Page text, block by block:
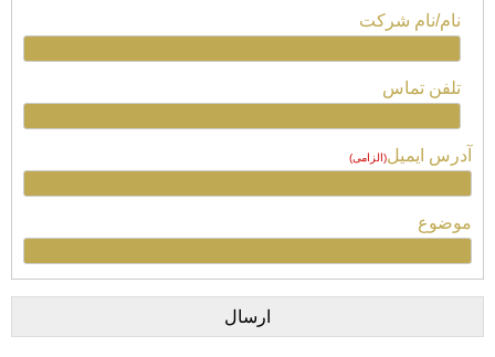
نام/نام شرکت
تلفن تماس
آدرس ایمیل(الزامی)
موضوع
ارسال